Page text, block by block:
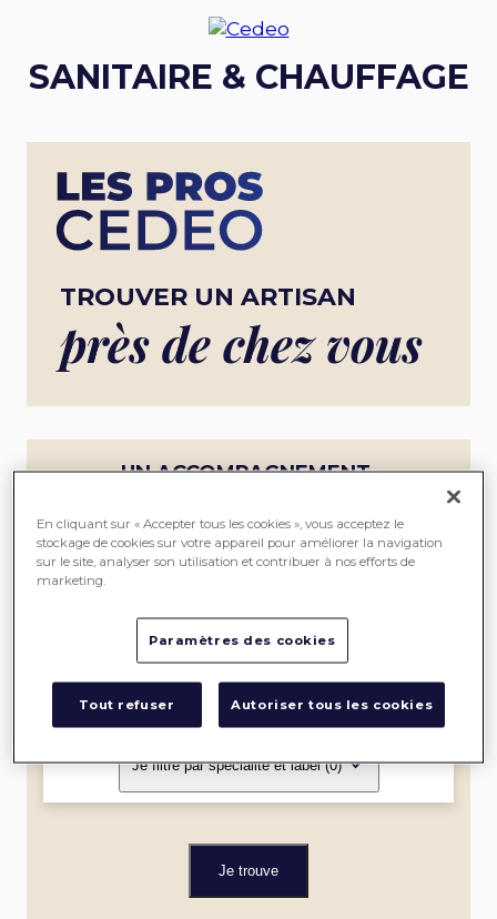
SANITAIRE & CHAUFFAGE
TROUVER UN ARTISAN
près de chez vous
UN ACCOMPAGNEMENT
SEREIN
ME
Dans un rayon de
Je filtre par spécialité et label(0)
Je trouve
En cliquant sur « Accepter tous les cookies », vous acceptez le
stockage de cookies sur votre appareil pour améliorer la navigation
sur le site, analyser son utilisation et contribuer à nos efforts de
marketing.
Paramètres des cookies
Tout refuser Autoriser tous les cookies